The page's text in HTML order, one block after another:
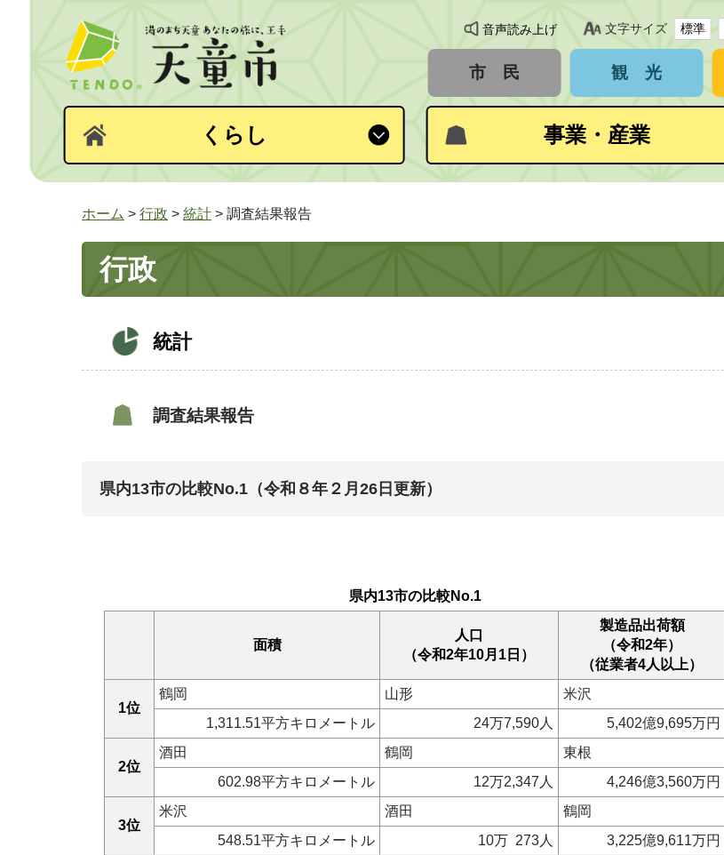
音声読み上げ 文字サイズ 標準
市 民 観 光
くらし 事業・産業
ホーム > 行政 > 統計 > 調査結果報告
行政
統計
調査結果報告
県内13市の比較No.1（令和８年２月26日更新）
県内13市の比較No.1
面積
人口
（令和2年10月1日）
製造品出荷額
（令和2年）
（従業者4人以上）
1位
鶴岡 山形
米沢
1,311.51平方キロメートル
24万7,590人 5,402億9,695万円
2位
酒田 鶴岡
東根
602.98平方キロメートル
12万2,347人 4,246億3,560万円
3位
米沢 酒田
鶴岡
548.51平方キロメートル
10万 273人 3,225億9,611万円